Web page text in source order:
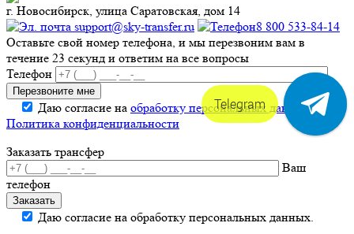
г. Новосибирск, улица Саратовская, дом 14
support@sky-transfer.ru
8 800 533-84-14
Оставьте свой номер телефона, и мы перезвоним вам в
течение 23 секунд и ответим на все вопросы
Телефон
Даю согласие на обработку персональных данных.
Политика конфиденциальности
Заказать трансфер
Ваш
телефон
Даю согласие на обработку персональных данных.
Telegram